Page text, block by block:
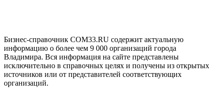
Бизнес-справочник COM33.RU содержит актуальную
информацию о более чем 9 000 организаций города
Владимира. Вся информация на сайте представлены
исключительно в справочных целях и получены из открытых
источников или от представителей соответствующих
организаций.